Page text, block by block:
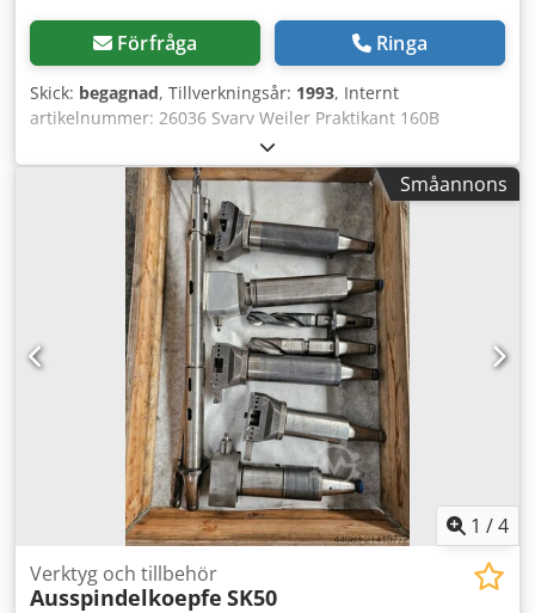
Förfråga Ringa
Skick: begagnad, Tillverkningsår: 1993, Internt
artikelnummer: 26036 Svarv Weiler Praktikant 160B
Årsmodell: 1993 Spetshöjd: 160 mm Spetsavstånd: 650 mm
Spindelhastigheter: 48-2 500 varv/min Spindelgenomgång:
40 mm Maskinen är utrustad med: - 3-axlig digital
avläsning (Visning Z0 fungerar inte, troligen är linjalen
defekt) - Multifix "A" basfäste - Borrchuck MK3 -
Trebackschuck Garant 160 (inklusive utbytbara backar) -
Lunnette - Diverse växelhjul Dcsdjy D N Daspfx Al Rsk -
Bruksanvisning / reparationsdokumentation, etc. Skick: Alla
växellägen kan växlas smidigt. Huvudspindeln går mycket
tyst även vid hög hastighet. Bädden har lättare repor. Mått
(LxBxH): 180 x 90 x 170 cm Vikt: ca. Maskinen är fullt
fungerande och kan, efter överenskommelse, ses under
ström i en uppvärmd lagerlokal om över 500 m².
Småannons
1 /4
Verktyg och tillbehör
Ausspindelkoepfe SK50